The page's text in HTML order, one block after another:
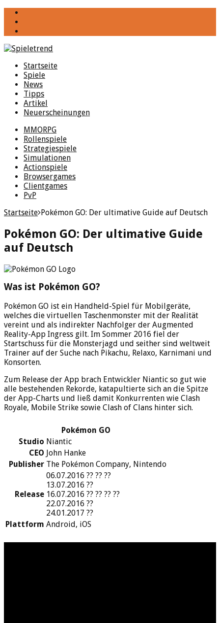
Startseite
Spiele
News
Tipps
Artikel
Neuerscheinungen
MMORPG
Rollenspiele
Strategiespiele
Simulationen
Actionspiele
Browsergames
Clientgames
PvP
Startseite Pokémon GO: Der ultimative Guide auf Deutsch
Pokémon GO: Der ultimative Guide
auf Deutsch
Was ist Pokémon GO?
Pokémon GO ist ein Handheld-Spiel für Mobilgeräte,
welches die virtuellen Taschenmonster mit der Realität
vereint und als indirekter Nachfolger der Augmented
Reality-App Ingress gilt. Im Sommer 2016 fiel der
Startschuss für die Monsterjagd und seither sind weltweit
Trainer auf der Suche nach Pikachu, Relaxo, Karnimani und
Konsorten.
Zum Release der App brach Entwickler Niantic so gut wie
alle bestehenden Rekorde, katapultierte sich an die Spitze
der App-Charts und ließ damit Konkurrenten wie Clash
Royale, Mobile Strike sowie Clash of Clans hinter sich.
Pokémon GO
Studio Niantic
CEO John Hanke
Publisher The Pokémon Company, Nintendo
Release
06.07.2016 ?? ?? ??
13.07.2016 ??
16.07.2016 ?? ?? ?? ??
22.07.2016 ??
24.01.2017 ??
Plattform Android, iOS